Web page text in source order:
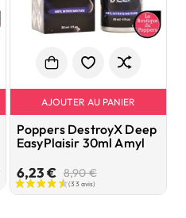
AJOUTER AU PANIER
Poppers DestroyX Deep
EasyPlaisir 30ml Amyl
6,23 € 8,90 €
base